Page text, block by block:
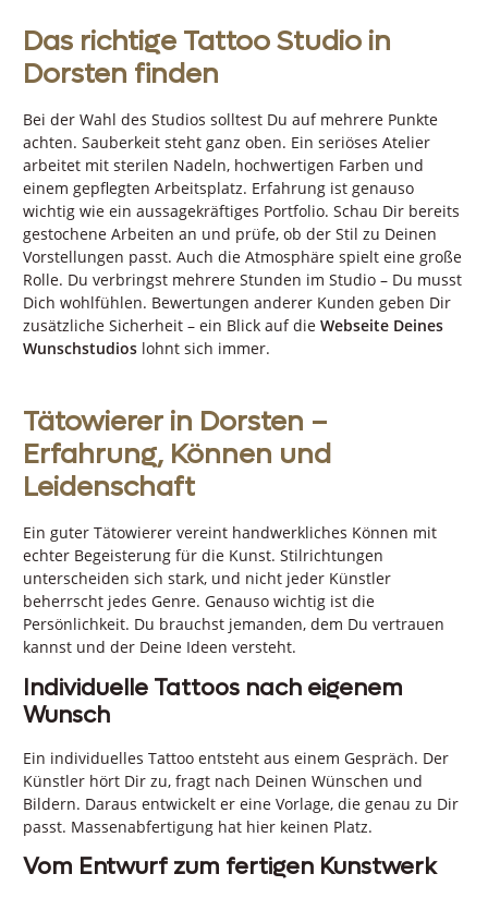
Das richtige Tattoo Studio in
Dorsten finden
Bei der Wahl des Studios solltest Du auf mehrere Punkte
achten. Sauberkeit steht ganz oben. Ein seriöses Atelier
arbeitet mit sterilen Nadeln, hochwertigen Farben und
einem gepflegten Arbeitsplatz. Erfahrung ist genauso
wichtig wie ein aussagekräftiges Portfolio. Schau Dir bereits
gestochene Arbeiten an und prüfe, ob der Stil zu Deinen
Vorstellungen passt. Auch die Atmosphäre spielt eine große
Rolle. Du verbringst mehrere Stunden im Studio – Du musst
Dich wohlfühlen. Bewertungen anderer Kunden geben Dir
zusätzliche Sicherheit – ein Blick auf die Webseite Deines
Wunschstudios lohnt sich immer.
Tätowierer in Dorsten –
Erfahrung, Können und
Leidenschaft
Ein guter Tätowierer vereint handwerkliches Können mit
echter Begeisterung für die Kunst. Stilrichtungen
unterscheiden sich stark, und nicht jeder Künstler
beherrscht jedes Genre. Genauso wichtig ist die
Persönlichkeit. Du brauchst jemanden, dem Du vertrauen
kannst und der Deine Ideen versteht.
Individuelle Tattoos nach eigenem
Wunsch
Ein individuelles Tattoo entsteht aus einem Gespräch. Der
Künstler hört Dir zu, fragt nach Deinen Wünschen und
Bildern. Daraus entwickelt er eine Vorlage, die genau zu Dir
passt. Massenabfertigung hat hier keinen Platz.
Vom Entwurf zum fertigen Kunstwerk